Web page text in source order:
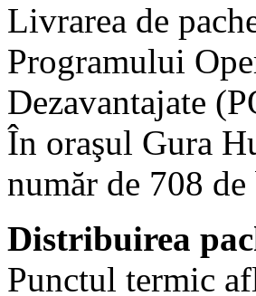
Livrarea de
Programului
Dezavantajate
În oraşul Gura
număr de 708
Distribuirea
Punctul termic